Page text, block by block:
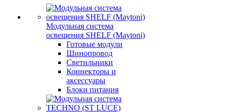
Модульная система
освещения SHELF (Maytoni)
Готовые модули
Шинопровод
Светильники
Коннекторы и
аксессуары
Блоки питания